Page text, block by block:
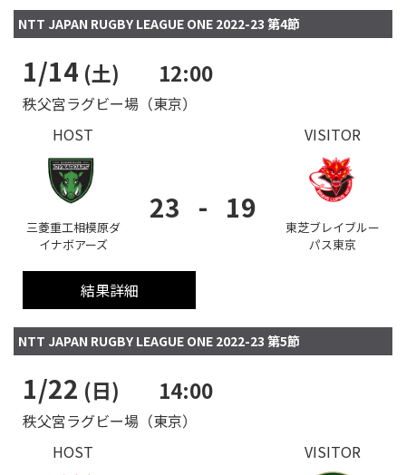
NTT JAPAN RUGBY LEAGUE ONE 2022-23 第4節
1/14 (土) 12:00
秩父宮ラグビー場（東京）
HOST
三菱重工相模原ダ
イナボアーズ
23 - 19
VISITOR
東芝ブレイブルー
パス東京
結果詳細
NTT JAPAN RUGBY LEAGUE ONE 2022-23 第5節
1/22 (日) 14:00
秩父宮ラグビー場（東京）
HOST
VISITOR